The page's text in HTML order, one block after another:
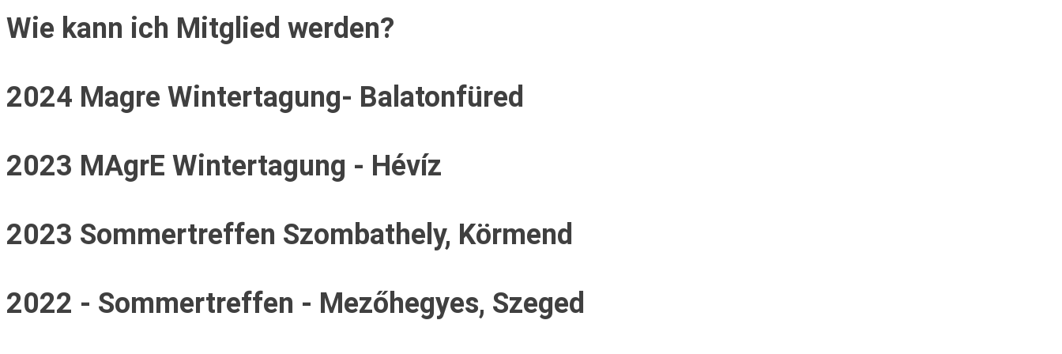
Wie kann ich Mitglied werden?
2024 Magre Wintertagung- Balatonfüred
2023 MAgrE Wintertagung - Hévíz
2023 Sommertreffen Szombathely, Körmend
2022 - Sommertreffen - Mezőhegyes, Szeged